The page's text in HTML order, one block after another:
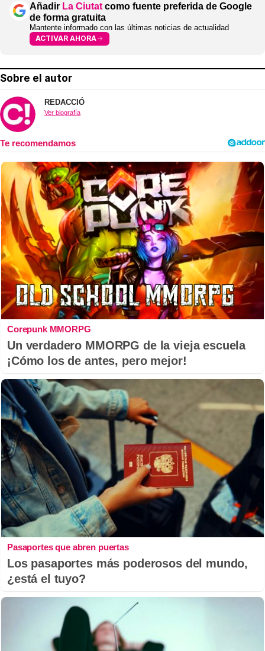
Añadir La Ciutat como fuente preferida de Google
de forma gratuita
Mantente informado con las últimas noticias de actualidad
ACTIVAR AHORA
Sobre el autor
REDACCIÓ
Ver biografía
Corepunk MMORPG
Un verdadero MMORPG de la vieja escuela
¡Cómo los de antes, pero mejor!
Pasaportes que abren puertas
Los pasaportes más poderosos del mundo,
¿está el tuyo?